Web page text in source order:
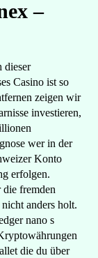
–
dieser
Casino ist so
zeigen wir
investieren,
wer in der
Konto
erfolgen.
fremden
anders holt.
nano s
die du über